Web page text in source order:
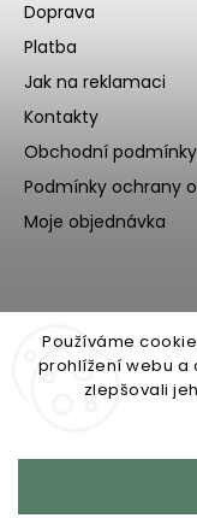
Používáme
prohlížení webu a
zlepšovali
Doprava
Platba
Jak na reklamaci
Kontakty
Obchodní podmínky
Podmínky ochrany
Moje objednávka